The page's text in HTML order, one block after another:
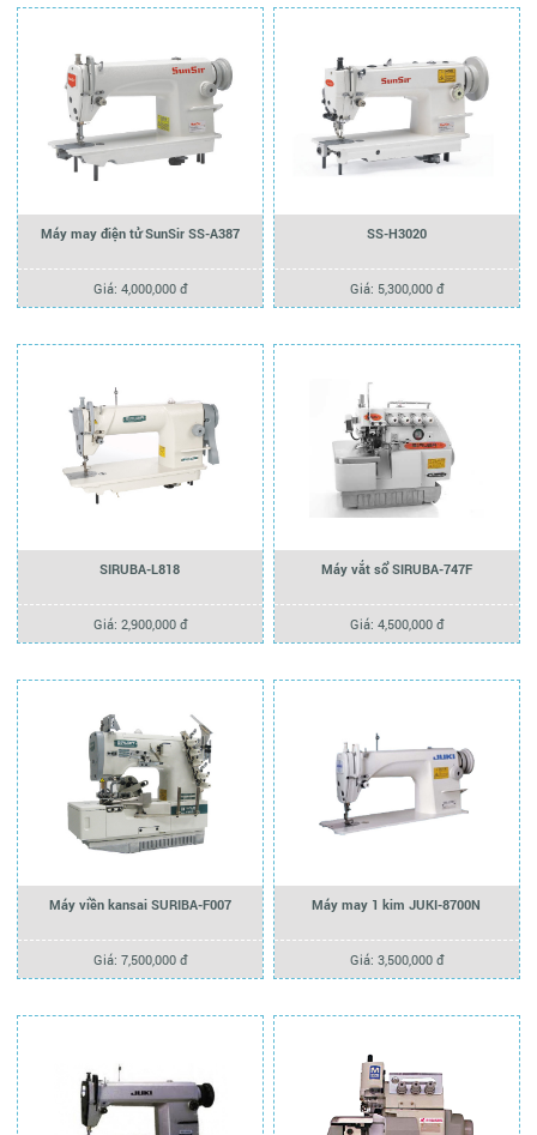
Máy may điện tử SunSir SS-A387
Giá: 4,000,000 đ
SS-H3020
Giá: 5,300,000 đ
SIRUBA-L818
Giá: 2,900,000 đ
Máy vắt sổ SIRUBA-747F
Giá: 4,500,000 đ
Máy viền kansai SURIBA-F007
Giá: 7,500,000 đ
Máy may 1 kim JUKI-8700N
Giá: 3,500,000 đ